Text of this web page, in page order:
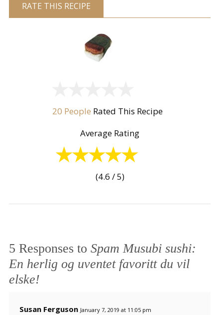
RATE THIS RECIPE
20 People Rated This Recipe
Average Rating
(4.6 / 5)
5 Responses to Spam Musubi sushi:
En herlig og uventet favoritt du vil
elske!
Susan Ferguson January 7, 2019 at 11:05 pm